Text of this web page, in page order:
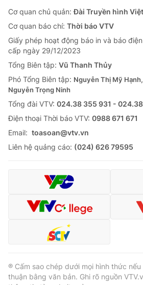
Giải sao mai
Làm đẹp
Chất lượng cuộc sống
Tuyển sinh
Học trực tuyến
Công nghệ
Hitech Công nghệ tương lai
Sản phẩm
Thị trường
Tư vấn
Giao lưu trực tuyến
Lịch phát sóng
Chuyên mục khác
Emagazine Podcast
Video
VTV Money
VTV Sức khoẻ Bất
Cơ quan chủ quản:Đài Truyền hình
Cơ quan báo chí: Thời báo VTV
Giấy phép hoạt động báo in và báo
cấp ngày 29/12/2023
Tổng Biên tập: Vũ Thanh Thủy
Phó Tổng Biên tập: Nguyễn Thị Mỹ
Nguyễn Trọng Ninh
Tổng đài VTV: 024.38 355 931 -
Ðiện thoại Thời báo VTV: 0988 671 671
Email: toasoan@vtv.vn
Liên hệ quảng cáo: (024) 626 79595
® Cấm sao chép dưới mọi hình thức
thuận bằng văn bản. Ghi rõ nguồn